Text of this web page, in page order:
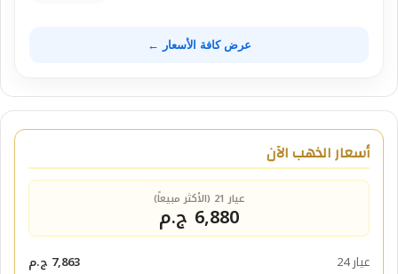
عرض كافة الأسعار ←
أسعار الذهب الآن
عيار 21 (الأكثر مبيعاً)
6,880 ج.م
عيار 24
7,863 ج.م